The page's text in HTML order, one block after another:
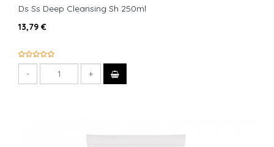
Ds Ss Deep Cleansing Sh 250ml
13,79 €